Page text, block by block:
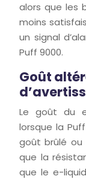
alors que les
moins
un signal
Puff 9000.
Goût
Le goût du
lorsque la
goût brûlé ou
que la
que le e-